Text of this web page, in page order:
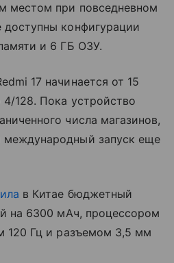
местом при повседневном
доступны конфигурации
и 6 ГБ ОЗУ.
17 начинается от 15
128. Пока устройство
числа магазинов,
международный запуск еще
в Китае бюджетный
на 6300 мАч, процессором
120 Гц и разъемом 3,5 мм